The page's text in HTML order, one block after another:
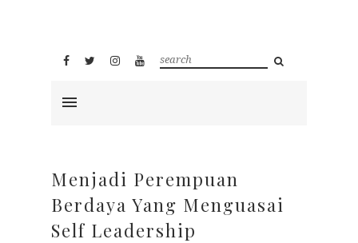
Menjadi Perempuan
Berdaya Yang Menguasai
Self Leadership